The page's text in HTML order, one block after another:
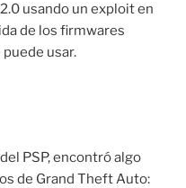
usando un exploit en
de los firmwares
usar.
PSP, encontró algo
de Grand Theft Auto: